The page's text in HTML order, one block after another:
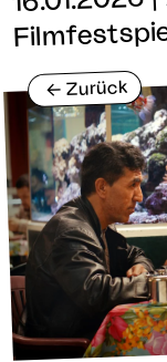
<- Zurück